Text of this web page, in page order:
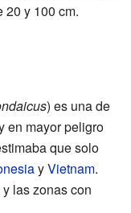
20 y 100 cm.
) es una de
en mayor peligro
que solo
yVietnam.
las zonas con